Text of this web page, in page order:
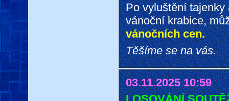
Po vyluštění tajenky
vánoční krabice,
vánočních cen.
Těšíme se na vás.
03.11.2025 10:59